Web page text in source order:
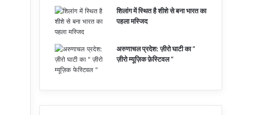
शिलांग में स्थित है शीशे से बना भारत का
पहला मस्जिद
अरुणाचल प्रदेश: ज़ीरो घाटी का ”
ज़ीरो म्यूज़िक फ़ेस्टिवल ”